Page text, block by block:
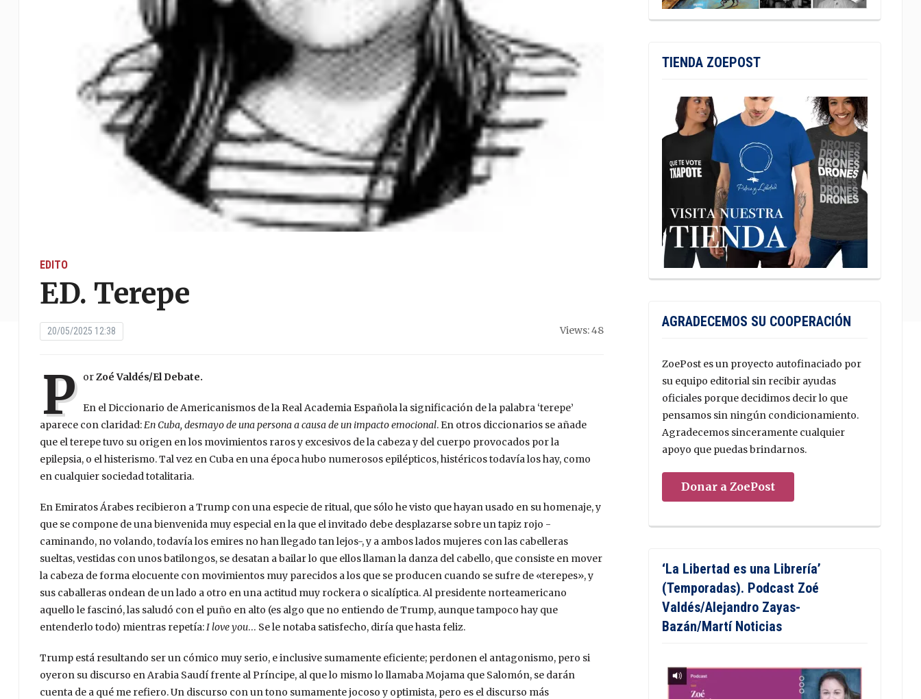
EDITO
ED. Terepe
20/05/2025 12:38 Views: 48
P orZoé Valdés/El Debate.
En el Diccionario de Americanismos de la Real Academia Española la significación de la palabra ‘terepe’
aparece con claridad:En Cuba, desmayo de una persona a causa de un impacto emocional. En otros diccionarios se añade
que el terepe tuvo su origen en los movimientos raros y excesivos de la cabeza y del cuerpo provocados por la
epilepsia, o el histerismo. Tal vez en Cuba en una época hubo numerosos epilépticos, histéricos todavía los hay, como
en cualquier sociedad totalitaria.
En Emiratos Árabes recibieron a Trump con una especie de ritual, que sólo he visto que hayan usado en su homenaje, y
que se compone de una bienvenida muy especial en la que el invitado debe desplazarse sobre un tapiz rojo -
caminando, no volando, todavía los emires no han llegado tan lejos-, y a ambos lados mujeres con las cabelleras
sueltas, vestidas con unos batilongos, se desatan a bailar lo que ellos llaman la danza del cabello, que consiste en mover
la cabeza de forma elocuente con movimientos muy parecidos a los que se producen cuando se sufre de «terepes», y
sus caballeras ondean de un lado a otro en una actitud muy rockera o sicalíptica. Al presidente norteamericano
aquello le fascinó, las saludó con el puño en alto (es algo que no entiendo de Trump, aunque tampoco hay que
entenderlo todo) mientras repetía:I love you… Se le notaba satisfecho, diría que hasta feliz.
Trump está resultando ser un cómico muy serio, e inclusive sumamente eficiente; perdonen el antagonismo, pero si
oyeron su discurso en Arabia Saudí frente al Príncipe, al que lo mismo lo llamaba Mojama que Salomón, se darán
cuenta de a qué me refiero. Un discurso con un tono sumamente jocoso y optimista, pero es el discurso más
TIENDA ZOEPOST
AGRADECEMOS SU COOPERACIÓN
ZoePost es un proyecto autofinaciado por
su equipo editorial sin recibir ayudas
oficiales porque decidimos decir lo que
pensamos sin ningún condicionamiento.
Agradecemos sinceramente cualquier
apoyo que puedas brindarnos.
Donar a ZoePost
‘La Libertad es una Librería’
(Temporadas). Podcast Zoé
Valdés/Alejandro Zayas-
Bazán/Martí Noticias